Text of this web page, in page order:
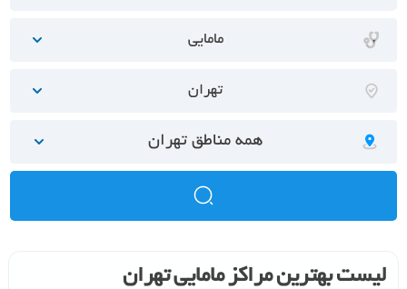
مامایی
تهران
همه مناطق تهران
لیست بهترین مراکز مامایی تهران